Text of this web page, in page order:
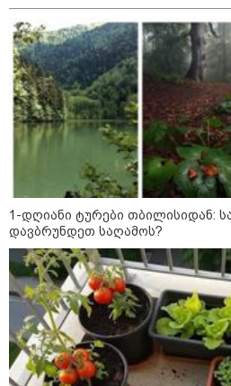
13:53 / 05-08-2026
"ვისურვებდით, რომ
ყრილობას დაესწროს" -
1-დღიანი ტურები თბილისიდან:
დავბრუნდეთ საღამოს?